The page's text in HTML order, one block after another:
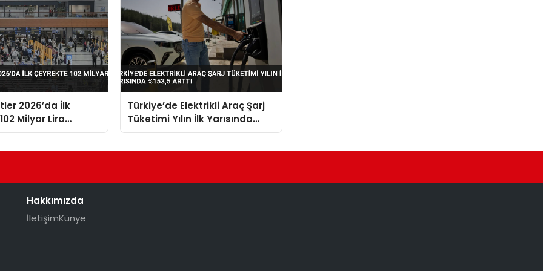
2026’da İlk
Milyar Lira
Türkiye’de Elektrikli Araç Şarj
Tüketimi Yılın İlk Yarısında
%153,5 Arttı
Hakkımızda
İletişimKünye